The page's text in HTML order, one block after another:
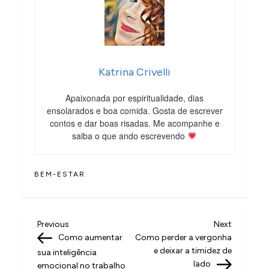
Katrina Crivelli
Apaixonada por espiritualidade, dias
ensolarados e boa comida. Gosta de escrever
contos e dar boas risadas. Me acompanhe e
saiba o que ando escrevendo
BEM-ESTAR
N
a
Previous
Post
Previous
Como aumentar
sua inteligência
emocional no trabalho
Next
Post
Next
Como perder a vergonha
e deixar a timidez de
lado